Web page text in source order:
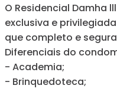
O Residencial Damha
exclusiva e
que completo e
Diferenciais do
- Academia;
- Brinquedoteca;